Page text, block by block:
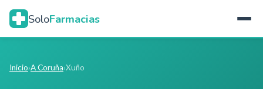
SoloFarmacias
Inicio›A Coruña›Xuño